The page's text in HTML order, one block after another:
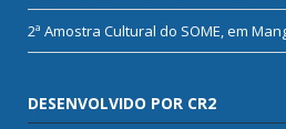
2ª Amostra Cultural do SOME, em
DESENVOLVIDO POR CR2